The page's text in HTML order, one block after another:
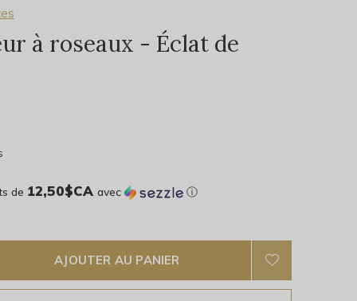
à roseaux - Éclat de
de 12,50$CA avec ⓘ
AJOUTER AU PANIER